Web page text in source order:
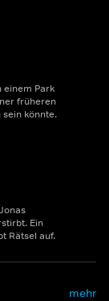
einem Park
früheren
sein könnte.
Ein
Rätsel auf.
mehr